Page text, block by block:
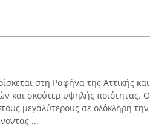
στη Ραφήνα της Αττικής και
και σκούτερ υψηλής ποιότητας.
μεγαλύτερους σε ολόκληρη
...